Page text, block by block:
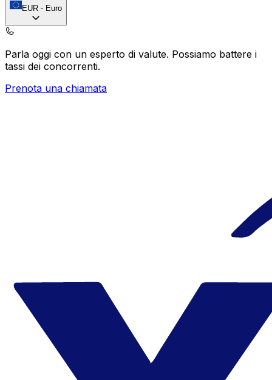
EUR - Euro
Parla oggi con un esperto di valute. Possiamo battere i
tassi dei concorrenti.
Prenota una chiamata